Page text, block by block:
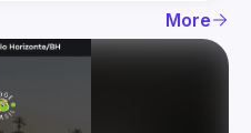
More